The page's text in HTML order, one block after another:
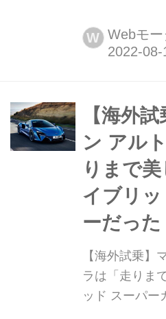
ルトゥーラと
のスペシャル
した。
W Webモ
【海外
ン アル
りまで
イブリ
ーだった
【海外試乗】
ラは「走りま
ッド スーパー